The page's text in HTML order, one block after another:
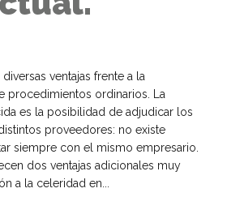
ventajas frente a la
procedimientos ordinarios. La
es la posibilidad de adjudicar los
proveedores: no existe
siempre con el mismo empresario.
dos ventajas adicionales muy
a la celeridad en...